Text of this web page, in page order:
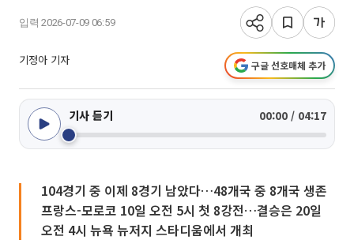
입력 2026-07-09 06:59
기정아 기자 구글 선호매체 추가
기사 듣기 00:00 / 04:17
104경기 중 이제 8경기 남았다…48개국 중 8개국 생존
프랑스-모로코 10일 오전 5시 첫 8강전…결승은 20일
오전 4시 뉴욕 뉴저지 스타디움에서 개최